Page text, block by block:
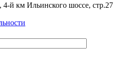
й км Ильинского шоссе, стр.27